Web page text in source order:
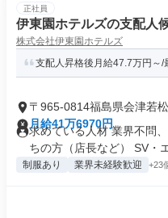
正社員
伊東園ホテルズの支配人
株式会社伊東園ホテルズ
支配人昇格後月給47.7万円～
〒965-0814福島県会津若
月給41万6970円
求めている人材 業界不問
ちの方（店長など） SV・
制服あり 業界未経験歓迎 +23